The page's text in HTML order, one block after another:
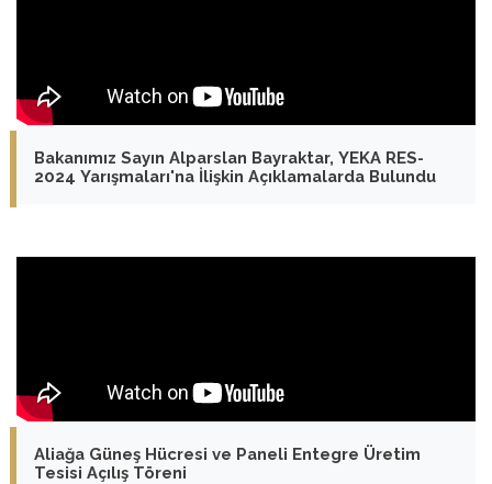
Bakanımız Sayın Alparslan Bayraktar, YEKA RES-
2024 Yarışmaları'na İlişkin Açıklamalarda Bulundu
Aliağa Güneş Hücresi ve Paneli Entegre Üretim
Tesisi Açılış Töreni